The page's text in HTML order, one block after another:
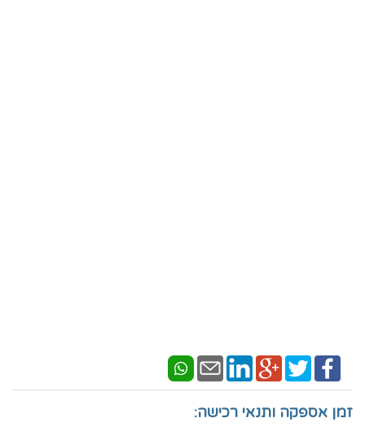
זמן אספקה ותנאי רכישה: